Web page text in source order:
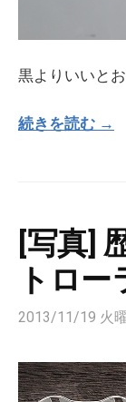
黒よりいいとお
続きを読む →
[写真]
トロ
2013/11/19 火